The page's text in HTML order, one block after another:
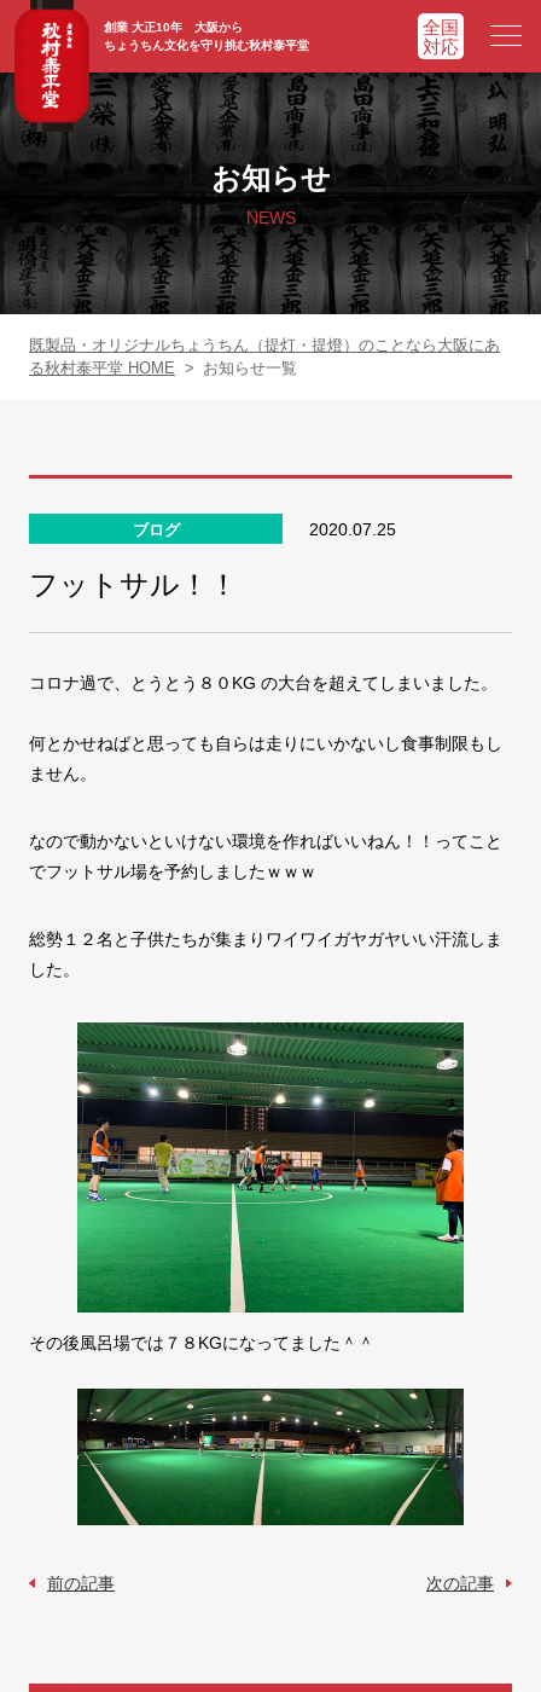
創業 大正10年 大阪から
ちょうちん文化を守り挑む秋村泰平堂
ホーム HOME
ADVATAGE
提灯一覧 CHOCHIN
お知らせ
NEWS
既製品・オリジナルちょうちん（提灯・提燈）のことなら大阪にあ
る秋村泰平堂 HOME > お知らせ一覧
ブログ 2020.07.25
フットサル！！
コロナ過で、とうとう８０KG の大台を超えてしまいました。
何とかせねばと思っても自らは走りにいかないし食事制限もし
ません。
なので動かないといけない環境を作ればいいねん！！ってこと
でフットサル場を予約しましたｗｗｗ
総勢１２名と子供たちが集まりワイワイガヤガヤいい汗流しま
した。
その後風呂場では７８KGになってました＾＾
前の記事 次の記事